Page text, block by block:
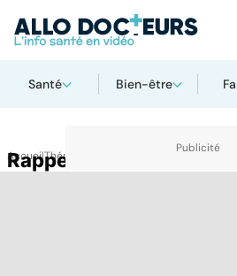
Santé Bien-être
AccueilThématiques
Rappel conso